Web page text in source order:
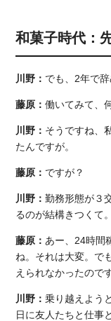
和菓子時代：
川野： でも、2年で辞
藤原：働いてみて、
川野： そうですね、
たんですが。
藤原： ですが？
川野：勤務形態が３
るのが結構きつくて。
藤原： あー、24時間
ね。それは大変。で
えられなかったので
川野：乗り越えよう
日に友人たちと仕事